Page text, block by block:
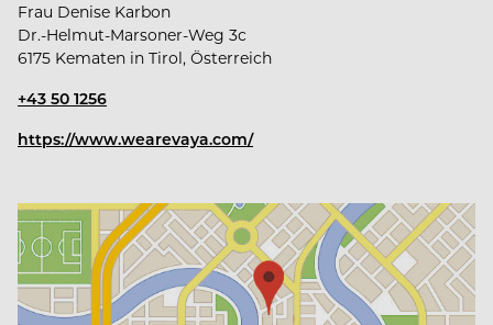
Frau Denise Karbon
Dr.-Helmut-Marsoner-Weg 3c
6175 Kematen in Tirol, Österreich
+43 50 1256
https://www.wearevaya.com/